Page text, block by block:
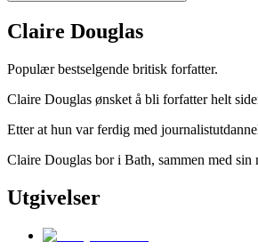
Claire Douglas
Populær bestselgende britisk forfatter.
Claire Douglas ønsket å bli forfatter helt
Etter at hun var ferdig med
Claire Douglas bor i Bath, sammen med sin
Utgivelser